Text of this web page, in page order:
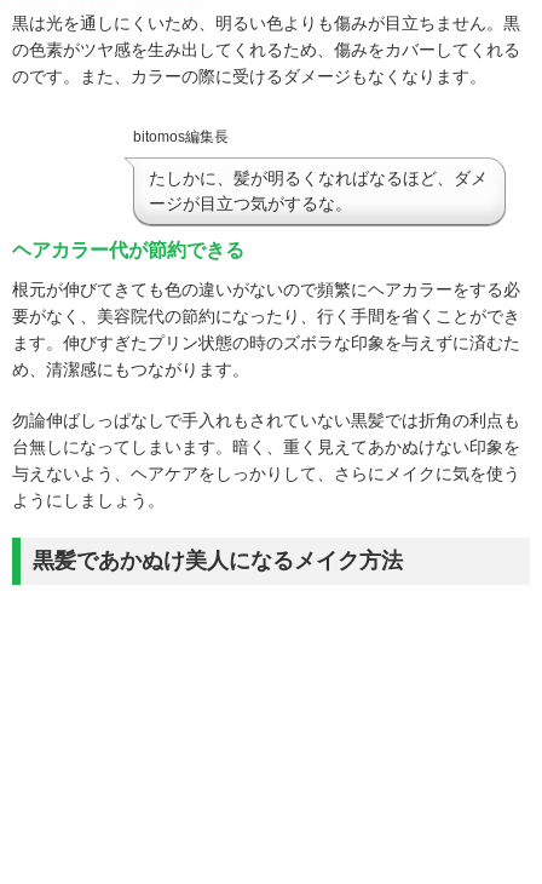
黒は光を通しにくいため、明るい色よりも傷みが目立ちません。黒
の色素がツヤ感を生み出してくれるため、傷みをカバーしてくれる
のです。また、カラーの際に受けるダメージもなくなります。
bitomos編集長
たしかに、髪が明るくなればなるほど、ダメ
ージが目立つ気がするな。
ヘアカラー代が節約できる
根元が伸びてきても色の違いがないので頻繁にヘアカラーをする必
要がなく、美容院代の節約になったり、行く手間を省くことができ
ます。伸びすぎたプリン状態の時のズボラな印象を与えずに済むた
め、清潔感にもつながります。
勿論伸ばしっぱなしで手入れもされていない黒髪では折角の利点も
台無しになってしまいます。暗く、重く見えてあかぬけない印象を
与えないよう、ヘアケアをしっかりして、さらにメイクに気を使う
ようにしましょう。
黒髪であかぬけ美人になるメイク方法